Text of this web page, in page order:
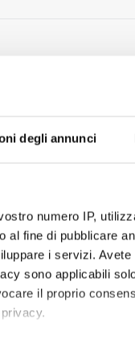
degli annunci
numero IP,
fine di pubblicare
i servizi.
sono applicabili
il proprio